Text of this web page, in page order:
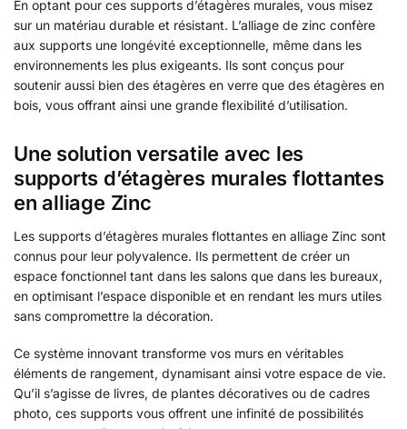
En optant pour ces supports d’étagères murales, vous misez
sur un matériau durable et résistant. L’alliage de zinc confère
aux supports une longévité exceptionnelle, même dans les
environnements les plus exigeants. Ils sont conçus pour
soutenir aussi bien des étagères en verre que des étagères en
bois, vous offrant ainsi une grande flexibilité d’utilisation.
Une solution versatile avec les
supports d’étagères murales flottantes
en alliage Zinc
Les supports d’étagères murales flottantes en alliage Zinc sont
connus pour leur polyvalence. Ils permettent de créer un
espace fonctionnel tant dans les salons que dans les bureaux,
en optimisant l’espace disponible et en rendant les murs utiles
sans compromettre la décoration.
Ce système innovant transforme vos murs en véritables
éléments de rangement, dynamisant ainsi votre espace de vie.
Qu’il s’agisse de livres, de plantes décoratives ou de cadres
photo, ces supports vous offrent une infinité de possibilités